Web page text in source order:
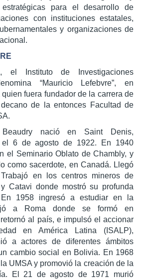
estratégicas para el desarrollo de
con instituciones estatales,
y organizaciones de
Instituto de Investigaciones
“Mauricio Lefebvre”, en
fuera fundador de la carrera de
de la entonces Facultad de
Beaudry nació en Saint Denis,
el 6 de agosto de 1922. En 1940
el Seminario Oblato de Chambly, y
como sacerdote, en Canadá. Llegó
en los centros mineros de
Catavi donde mostró su profunda
1958 ingresó a estudiar en la
a Roma donde se formó en
al país, e impulsó el accionar
en América Latina (ISALP),
a actores de diferentes ámbitos
cambio social en Bolivia. En 1968
UMSA y promovió la creación de la
El 21 de agosto de 1971 murió